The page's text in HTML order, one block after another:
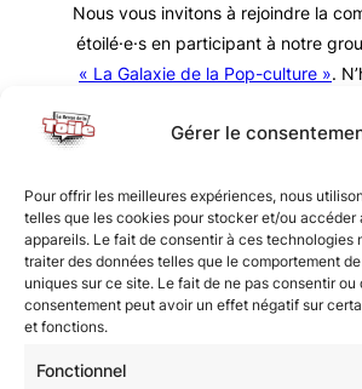
Gérer le
Pour offrir les meilleures expériences, nous
telles que les cookies pour stocker et/ou accéder
appareils. Le fait de consentir à ces technologies
traiter des données telles que le comportement
uniques sur ce site. Le fait de ne pas consentir ou
consentement peut avoir un effet négatif sur
et fonctions.
Fonctionnel
Nous vous invitons à rejoindre la
étoilé·e·s en participant à notre
« La Galaxie de la Pop-culture ».
© Revue de la Toile 2018 – 2026 |
WPExplorer